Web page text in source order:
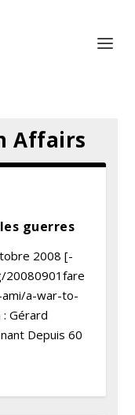
Affairs
guerres
2008 [-
20080901fare
a-war-to-
Gérard
Depuis 60